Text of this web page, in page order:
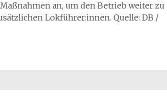
an, um den Betrieb weiter zu
Lokführer:innen. Quelle: DB /